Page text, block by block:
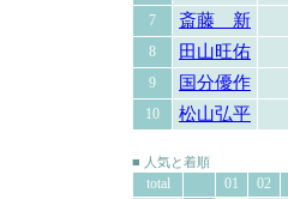
7 斎藤 新
8 田山旺佑
9 国分優作
10 松山弘平
■ 人気と着順
total 01 02